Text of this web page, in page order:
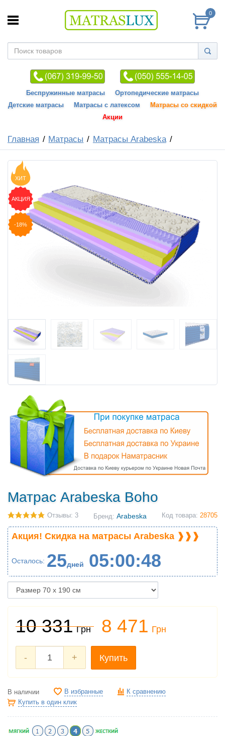
0
Беспружинные матрасы
Ортопедические матрасы
Детские матрасы
Матрасы с латексом
Матрасы со скидкой
Акции
Главная Матрасы Матрасы Arabeska
ХИТ
АКЦИЯ
-18%
Матрас Arabeska Boho
Отзывы: 3 Бренд: Arabeska Код товара: 28705
Акция! Скидка на матрасы Arabeska ❱❱❱
Осталось 25дней 05 00 47
10 331 Грн 8 471 Грн
- + Купить
В наличии В избранные
К сравнению
Купить в один клик